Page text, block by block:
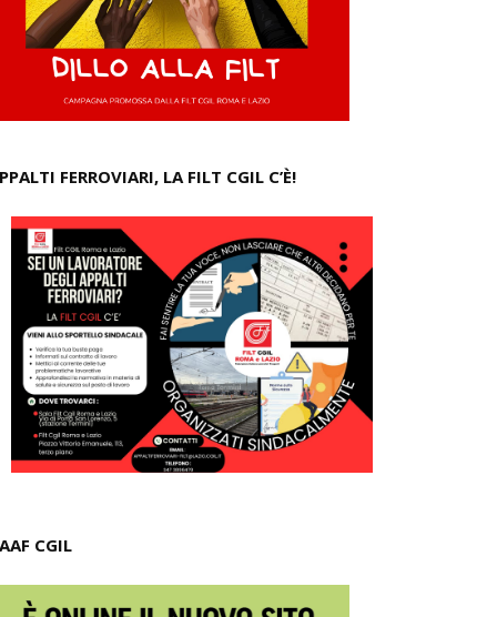
FERROVIARI, LA FILT CGIL C’È!
CGIL